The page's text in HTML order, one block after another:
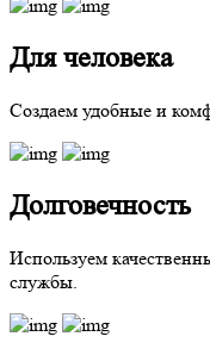
Для человека
Создаем удобные и
Долговечность
Используем
службы.